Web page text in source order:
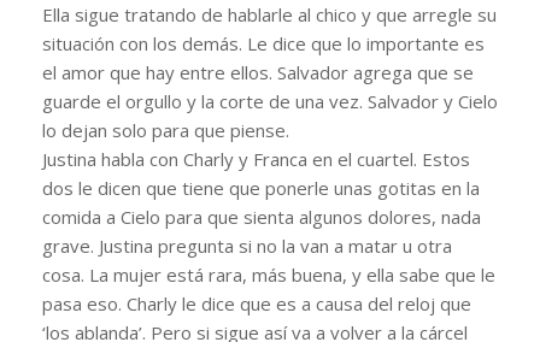
Ella sigue tratando de hablarle al chico y que arregle su
situación con los demás. Le dice que lo importante es
el amor que hay entre ellos. Salvador agrega que se
guarde el orgullo y la corte de una vez. Salvador y Cielo
lo dejan solo para que piense.
Justina habla con Charly y Franca en el cuartel. Estos
dos le dicen que tiene que ponerle unas gotitas en la
comida a Cielo para que sienta algunos dolores, nada
grave. Justina pregunta si no la van a matar u otra
cosa. La mujer está rara, más buena, y ella sabe que le
pasa eso. Charly le dice que es a causa del reloj que
‘los ablanda’. Pero si sigue así va a volver a la cárcel